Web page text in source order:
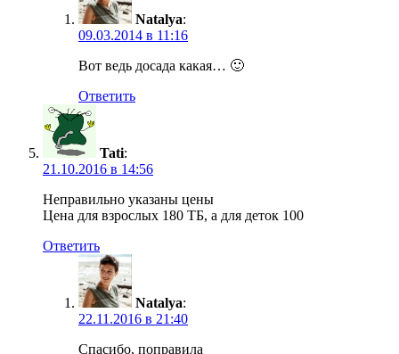
Natalya:
09.03.2014 в 11:16
Вот ведь досада какая… 🙂
Ответить
Tati:
21.10.2016 в 14:56
Неправильно указаны цены
Цена для взрослых 180 ТБ, а для деток 100
Ответить
Natalya:
22.11.2016 в 21:40
Спасибо, поправила